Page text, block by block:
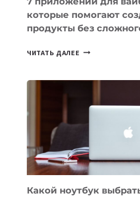
которые помогают
продукты без
ЧИТАТЬ ДАЛЕЕ 7
ПОМОГАЮТ
СОЗДАВАТЬ
БЕЗ
СЛОЖНОГО
КОДА
Какой ноутбук